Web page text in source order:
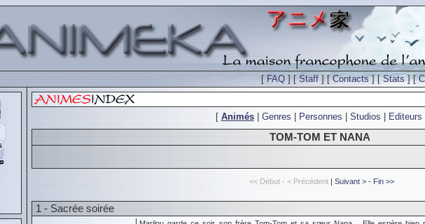
[FAQ ] [Staff ] [Contacts] [Stats] [
[ Animés| Genres Personnes Studios Editeurs
TOM-TOM ET NANA
<< Début - < Précédent | Suivant >- Fin >>
1 - Sacrée soirée